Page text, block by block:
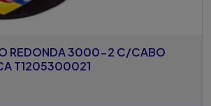
REDONDA 3000-2 C/CABO
T1205300021